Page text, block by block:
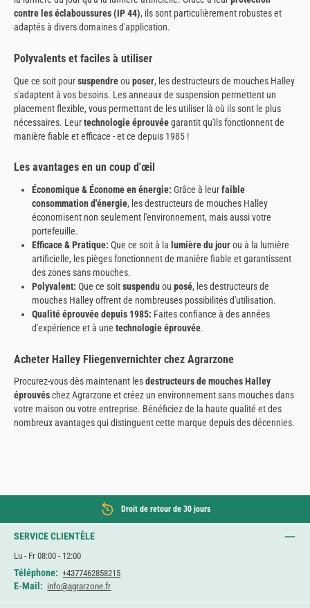
contre les éclaboussures (IP 44), ils sont particulièrement robustes et
adaptés à divers domaines d'application.
Polyvalents et faciles à utiliser
Que ce soit poursuspendreou poser, les destructeurs de mouches Halley
s'adaptent à vos besoins. Les anneaux de suspension permettent un
placement flexible, vous permettant de les utiliser là où ils sont le plus
nécessaires. Leurtechnologie éprouvéegarantit qu'ils fonctionnent de
manière fiable et efficace - et ce depuis 1985 !
Les avantages en un coup d'œil
Économique & Économe en énergie: Grâce à leurfaible
consommation d'énergie, les destructeurs de mouches Halley
économisent non seulement l'environnement, mais aussi votre
portefeuille.
Efficace & Pratique: Que ce soit à la lumière du jourou à la lumière
artificielle, les pièges fonctionnent de manière fiable et garantissent
des zones sans mouches.
Polyvalent: Que ce soitsuspenduou posé, les destructeurs de
mouches Halley offrent de nombreuses possibilités d'utilisation.
Qualité éprouvée depuis 1985: Faites confiance à des années
d'expérience et à une technologie éprouvée.
Acheter Halley Fliegenvernichter chez Agrarzone
Procurez-vous dès maintenant lesdestructeurs de mouches Halley
éprouvéschez Agrarzone et créez un environnement sans mouches dans
votre maison ou votre entreprise. Bénéficiez de la haute qualité et des
nombreux avantages qui distinguent cette marque depuis des décennies.
Droit de retour de 30 jours
SERVICE CLIENTÈLE
Lu - Fr 08:00 - 12:00
Téléphone: +4377462858215
E-Mail: info@agrarzone.fr